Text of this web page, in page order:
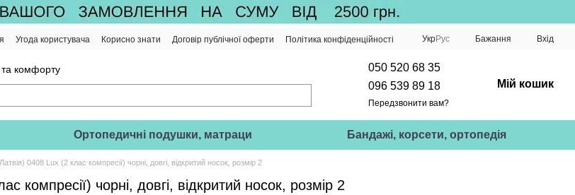
Угода користувача Корисно знати Договір публічної оферти Політика конфіденційності УкрРус Бажання Вхід
комфорту
050 520 68 35
096 539 89 18
Передзвонити вам?
Мій кошик
Ортопедичні подушки, матраци Бандажі, корсети, ортопедія
0408 Lux (2 клас компресії) чорні, довгі, відкритий носок, розмір 2
компресії) чорні, довгі, відкритий носок, розмір 2